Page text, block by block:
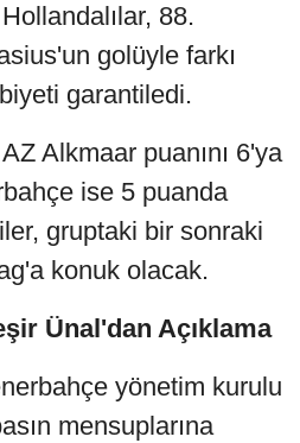
88.
golüyle farkı
garantiledi.
Alkmaar puanını 6'ya
ise 5 puanda
gruptaki bir sonraki
konuk olacak.
Ünal'dan Açıklama
yönetim kurulu
mensuplarına